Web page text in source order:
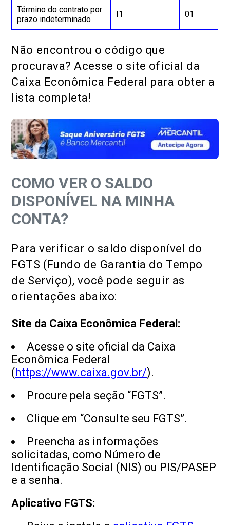
Término do contrato por
prazo indeterminado
I1 01
Não encontrou o código que
procurava? Acesse o site oficial da
Caixa Econômica Federal para obter a
lista completa!
COMO VER O SALDO
DISPONÍVEL NA MINHA
CONTA?
Para verificar o saldo disponível do
FGTS (Fundo de Garantia do Tempo
de Serviço), você pode seguir as
orientações abaixo:
Site da Caixa Econômica Federal:
Acesse o site oficial da Caixa
Econômica Federal
(https://www.caixa.gov.br/).
Procure pela seção “FGTS”.
Clique em “Consulte seu FGTS”.
Preencha as informações
solicitadas, como Número de
Identificação Social (NIS) ou PIS/PASEP
e a senha.
Aplicativo FGTS: